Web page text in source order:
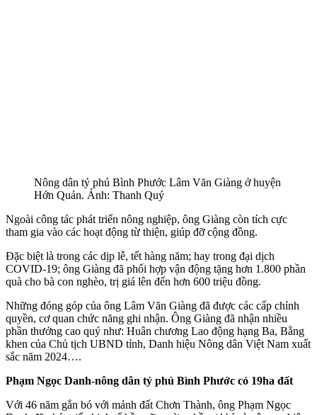
Nông dân tỷ phú Bình Phước Lâm Văn Giàng ở huyện
Hớn Quản. Ảnh: Thanh Quý
Ngoài công tác phát triển nông nghiệp, ông Giàng còn tích cực
tham gia vào các hoạt động từ thiện, giúp đỡ cộng đồng.
Đặc biệt là trong các dịp lễ, tết hàng năm; hay trong đại dịch
COVID-19; ông Giàng đã phối hợp vận động tặng hơn 1.800 phần
quà cho bà con nghèo, trị giá lên đến hơn 600 triệu đồng.
Những đóng góp của ông Lâm Văn Giàng đã được các cấp chính
quyền, cơ quan chức năng ghi nhận. Ông Giàng đã nhận nhiều
phần thưởng cao quý như: Huân chương Lao động hạng Ba, Bằng
khen của Chủ tịch UBND tỉnh, Danh hiệu Nông dân Việt Nam xuất
sắc năm 2024….
Phạm Ngọc Danh-nông dân tỷ phú Bình Phước có 19ha đất
Với 46 năm gắn bó với mảnh đất Chơn Thành, ông Phạm Ngọc